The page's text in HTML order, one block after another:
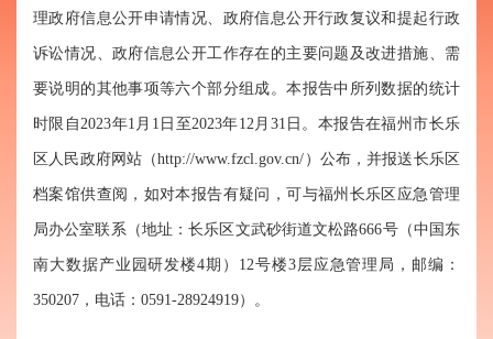
理政府信息公开申请情况、政府信息公开行政复议和提起行政
诉讼情况、政府信息公开工作存在的主要问题及改进措施、需
要说明的其他事项等六个部分组成。本报告中所列数据的统计
时限自2023年1月1日至2023年12月31日。本报告在福州市长乐
区人民政府网站（http://www.fzcl.gov.cn/）公布，并报送长乐区
档案馆供查阅，如对本报告有疑问，可与福州长乐区应急管理
局办公室联系（地址：长乐区文武砂街道文松路666号（中国东
南大数据产业园研发楼4期）12号楼3层应急管理局，邮编：
350207，电话：0591-28924919）。